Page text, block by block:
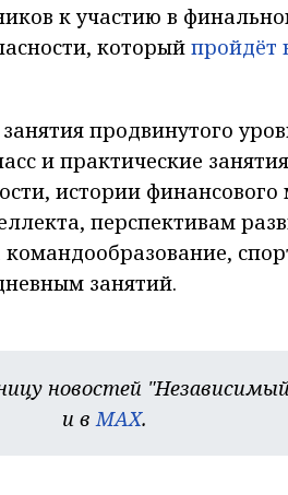
к участию в
который пройдёт
продвинутого
и практические
истории финансового
перспективам
занятий.
новостей
и в MAX.